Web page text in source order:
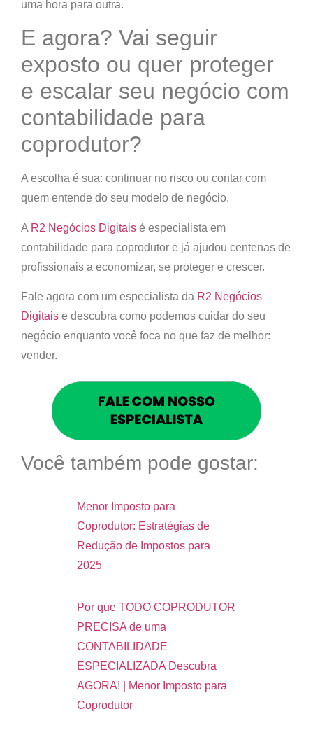
uma hora para outra.
E agora? Vai seguir
exposto ou quer proteger
e escalar seu negócio com
contabilidade para
coprodutor?
A escolha é sua: continuar no risco ou contar com
quem entende do seu modelo de negócio.
A R2 Negócios Digitais é especialista em
contabilidade para coprodutor e já ajudou centenas de
profissionais a economizar, se proteger e crescer.
Fale agora com um especialista da R2 Negócios
Digitais e descubra como podemos cuidar do seu
negócio enquanto você foca no que faz de melhor:
vender.
Você também pode gostar:
Menor Imposto para
Coprodutor: Estratégias de
Redução de Impostos para
2025
Por que TODO COPRODUTOR
PRECISA de uma
CONTABILIDADE
ESPECIALIZADA Descubra
AGORA! | Menor Imposto para
Coprodutor